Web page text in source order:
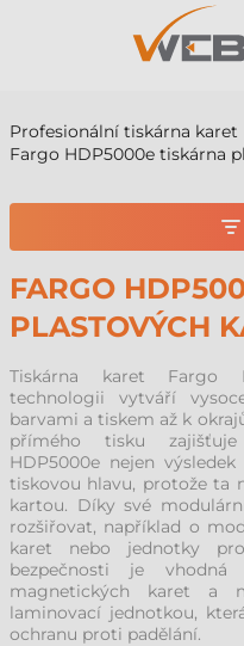
Profesionální tiskárna karet
Fargo HDP5000e tiskárna
FARGO
PLASTOVÝCH
Tiskárna karet Fargo
technologii vytváří
barvami a tiskem až k
přímého tisku
HDP5000e nejen
tiskovou hlavu, protože ta
kartou. Díky své
rozšiřovat, například o
karet nebo jednotky
bezpečnosti je
magnetických karet a
laminovací jednotkou,
ochranu proti padělání.